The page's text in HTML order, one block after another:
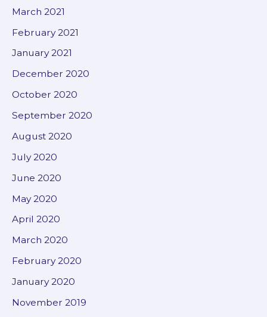
March 2021
February 2021
January 2021
December 2020
October 2020
September 2020
August 2020
July 2020
June 2020
May 2020
April 2020
March 2020
February 2020
January 2020
November 2019